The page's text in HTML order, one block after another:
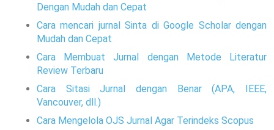
Dengan Mudah dan Cepat
Cara mencari jurnal Sinta di Google Scholar dengan
Mudah dan Cepat
Cara Membuat Jurnal dengan Metode Literatur
Review Terbaru
Cara Sitasi Jurnal dengan Benar (APA, IEEE,
Vancouver, dll.)
Cara Mengelola OJS Jurnal Agar Terindeks Scopus